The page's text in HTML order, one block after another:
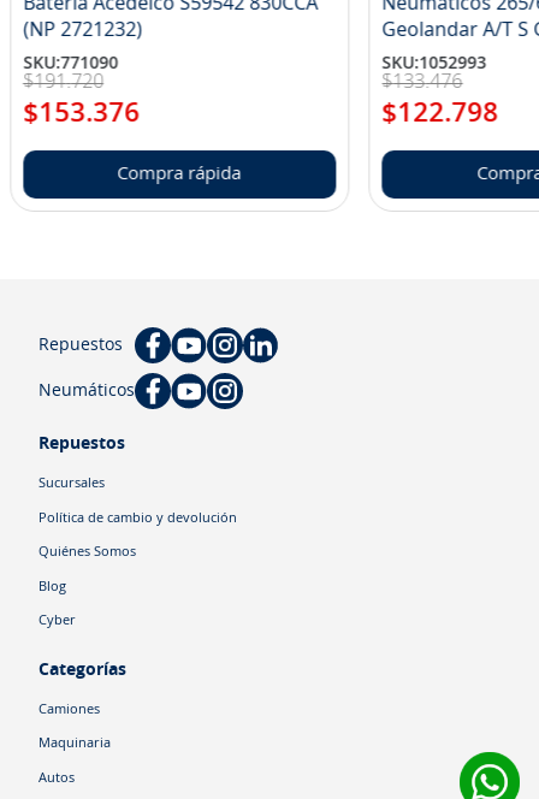
Batería Acedelco S59542 830CCA
(NP 2721232)
SKU:771090
$191.720
$153.376
Compra rápida
Neumáticos 265/
SKU:1052993
$133.476
$122.798
Repuestos
Neumáticos
Repuestos
Sucursales
Política de cambio y devolución
Quiénes Somos
Blog
Cyber
Categorías
Camiones
Maquinaria
Autos